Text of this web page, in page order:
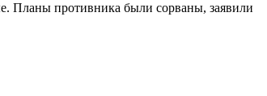
Планы противника были сорваны, заявили